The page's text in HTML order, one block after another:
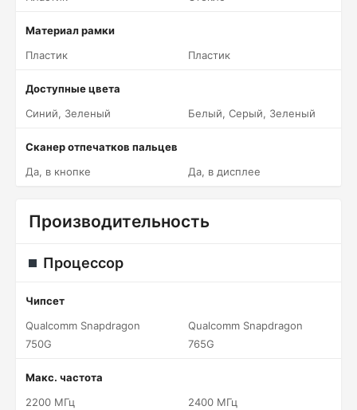
Материал рамки
Пластик
Пластик
Доступные цвета
Синий, Зеленый
Белый, Серый, Зеленый
Сканер отпечатков пальцев
Да, в кнопке
Да, в дисплее
Производительность
Процессор
Чипсет
Qualcomm Snapdragon
750G
Qualcomm Snapdragon
765G
Макс. частота
2200 МГц
2400 МГц